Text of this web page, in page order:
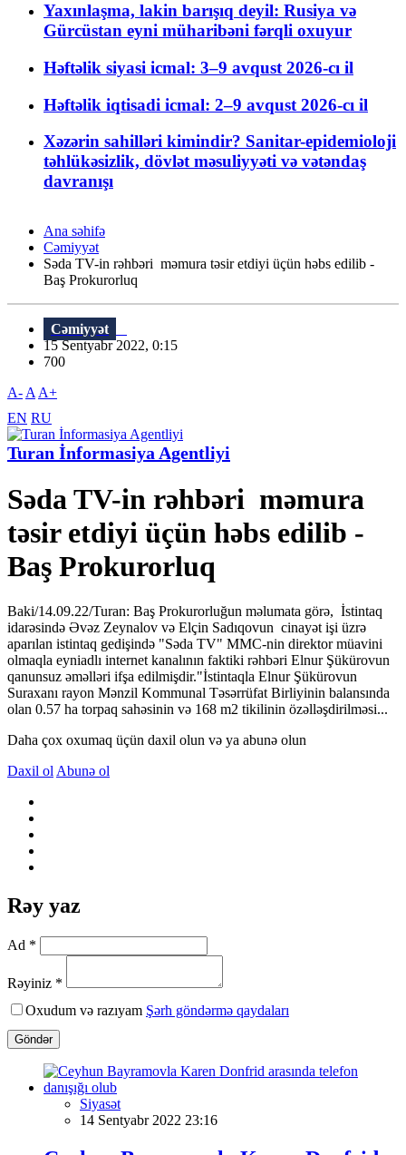
Yaxınlaşma, lakin barışıq deyil: Rusiya və
Gürcüstan eyni müharibəni fərqli oxuyur
Həftəlik siyasi icmal: 3–9 avqust 2026-cı il
Həftəlik iqtisadi icmal: 2–9 avqust 2026-cı il
Xəzərin sahilləri kimindir? Sanitar-epidemioloji
təhlükəsizlik, dövlət məsuliyyəti və vətəndaş
davranışı
Ana səhifə
Cəmiyyət
Səda TV-in rəhbəri məmura təsir etdiyi üçün həbs edilib -
Baş Prokurorluq
Cəmiyyət
15 Sentyabr 2022, 0:15
700
A- A A+
EN RU
Turan İnformasiya Agentliyi
Səda TV-in rəhbəri məmura
təsir etdiyi üçün həbs edilib -
Baş Prokurorluq
Baki/14.09.22/Turan: Baş Prokurorluğun məlumata görə, İstintaq
idarəsində Əvəz Zeynalov və Elçin Sadıqovun cinayət işi üzrə
aparılan istintaq gedişində "Səda TV" MMC-nin direktor müavini
olmaqla eyniadlı internet kanalının faktiki rəhbəri Elnur Şükürovun
qanunsuz əməlləri ifşa edilmişdir."İstintaqla Elnur Şükürovun
Suraxanı rayon Mənzil Kommunal Təsərrüfat Birliyinin balansında
olan 0.57 ha torpaq sahəsinin və 168 m2 tikilinin özəlləşdirilməsi...
Daha çox oxumaq üçün daxil olun və ya abunə olun
Daxil ol Abunə ol
Rəy yaz
Ad *
Rəyiniz *
Oxudum və razıyam Şərh göndərmə qaydaları
Göndər
Siyasət
14 Sentyabr 2022 23:16